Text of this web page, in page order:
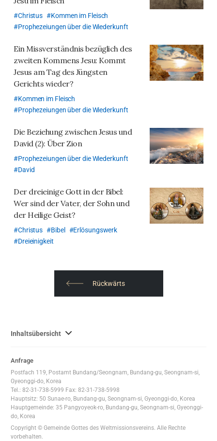
Christus
Kommen im Fleisch
Prophezeiungen über die Wiederkunft
Ein Missverständnis bezüglich des
zweiten Kommens Jesu: Kommt
Jesus am Tag des Jüngsten
Gerichts wieder?
Kommen im Fleisch
Prophezeiungen über die Wiederkunft
Die Beziehung zwischen Jesus und
David (2): Über Zion
Prophezeiungen über die Wiederkunft
David
Der dreieinige Gott in der Bibel:
Wer sind der Vater, der Sohn und
der Heilige Geist?
Christus Bibel
Erlösungswerk
Dreieinigkeit
Rückwärts
Inhaltsübersicht 사
체
보
Anfrage
Postfach 119, Postamt Bundang/Seongnam, Bundang-gu, Seongnam-si,
Gyeonggi-do, Korea
Tel.: 82-31-738-5999 Fax: 82-31-738-5998
Hauptsitz: 50 Sunae-ro, Bundang-gu, Seongnam-si, Gyeonggi-do, Korea
Hauptgemeinde: 35 Pangyoyeok-ro, Bundang-gu, Seongnam-si, Gyeonggi-
do, Korea
Copyright © Gemeinde Gottes des Weltmissionsvereins. Alle Rechte
vorbehalten.